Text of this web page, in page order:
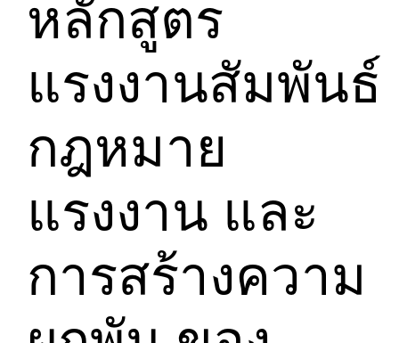
หลักสูตร
แรงงานสัมพันธ์
กฎหมาย
แรงงาน และ
การสร้างความ